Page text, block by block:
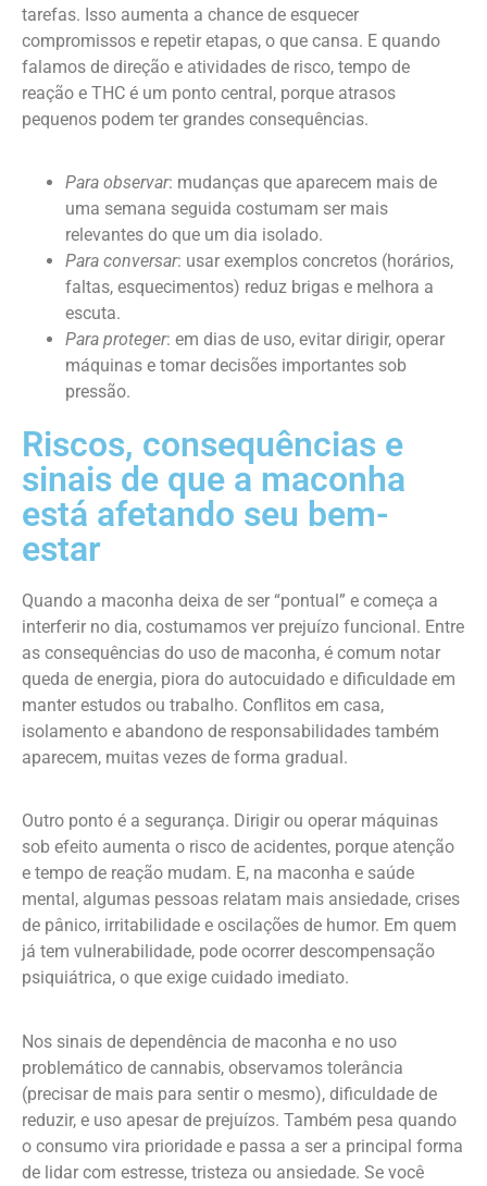
tarefas. Isso aumenta a chance de esquecer
compromissos e repetir etapas, o que cansa. E quando
falamos de direção e atividades de risco, tempo de
reação e THC é um ponto central, porque atrasos
pequenos podem ter grandes consequências.
Para observar: mudanças que aparecem mais de
uma semana seguida costumam ser mais
relevantes do que um dia isolado.
Para conversar: usar exemplos concretos (horários,
faltas, esquecimentos) reduz brigas e melhora a
escuta.
Para proteger: em dias de uso, evitar dirigir, operar
máquinas e tomar decisões importantes sob
pressão.
Riscos, consequências e
sinais de que a maconha
está afetando seu bem-
estar
Quando a maconha deixa de ser “pontual” e começa a
interferir no dia, costumamos ver prejuízo funcional. Entre
as consequências do uso de maconha, é comum notar
queda de energia, piora do autocuidado e dificuldade em
manter estudos ou trabalho. Conflitos em casa,
isolamento e abandono de responsabilidades também
aparecem, muitas vezes de forma gradual.
Outro ponto é a segurança. Dirigir ou operar máquinas
sob efeito aumenta o risco de acidentes, porque atenção
e tempo de reação mudam. E, na maconha e saúde
mental, algumas pessoas relatam mais ansiedade, crises
de pânico, irritabilidade e oscilações de humor. Em quem
já tem vulnerabilidade, pode ocorrer descompensação
psiquiátrica, o que exige cuidado imediato.
Nos sinais de dependência de maconha e no uso
problemático de cannabis, observamos tolerância
(precisar de mais para sentir o mesmo), dificuldade de
reduzir, e uso apesar de prejuízos. Também pesa quando
o consumo vira prioridade e passa a ser a principal forma
de lidar com estresse, tristeza ou ansiedade. Se você